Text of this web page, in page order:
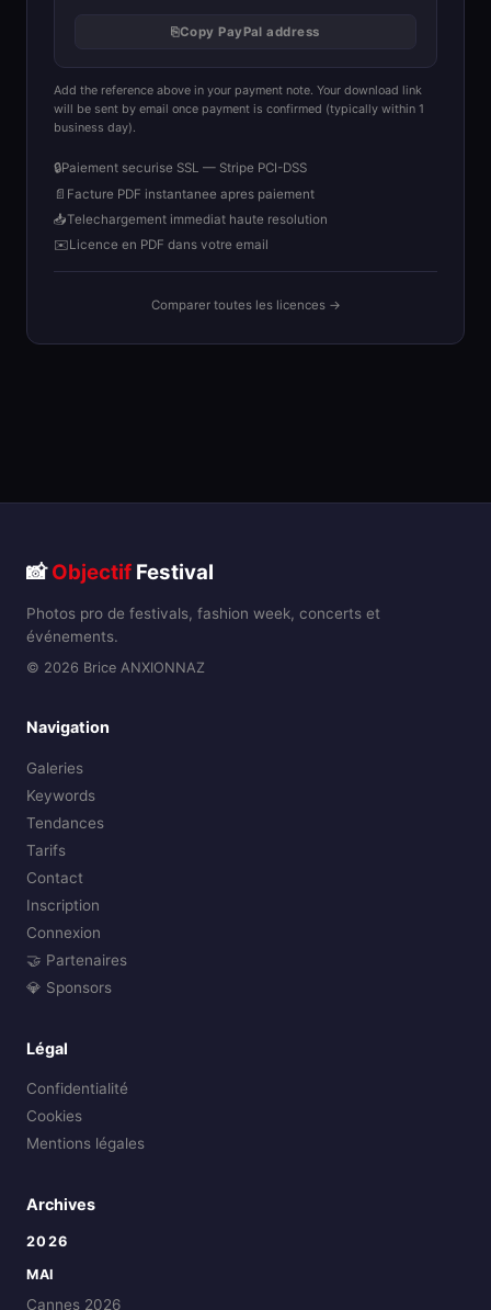
⎘Copy PayPal address
Add the reference above in your payment note. Your download link
will be sent by email once payment is confirmed (typically within 1
business day).
🔒Paiement securise SSL — Stripe PCI-DSS
📄 Facture PDF instantanee apres paiement
📥Telechargement immediat haute resolution
✉️Licence en PDF dans votre email
Comparer toutes les licences →
📸Objectif Festival
Photos pro de festivals, fashion week, concerts et
événements.
© 2026 Brice ANXIONNAZ
Navigation
Galeries
Keywords
Tendances
Tarifs
Contact
Inscription
Connexion
🤝 Partenaires
💎 Sponsors
Légal
Confidentialité
Cookies
Mentions légales
Archives
2026
MAI
Cannes 2026